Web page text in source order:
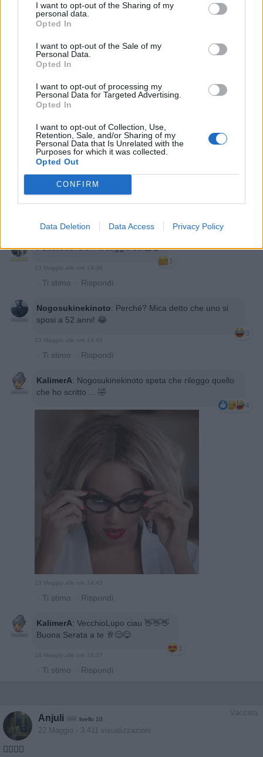
I want to opt-out of the Sharing of my
personal data.
Opted In
I want to opt-out of the Sale of my
Personal Data.
Opted In
I want to opt-out of processing my
Personal Data for Targeted Advertising.
Opted In
I want to opt-out of Collection, Use,
Retention, Sale, and/or Sharing of my
Personal Data that Is Unrelated with the
Purposes for which it was collected.
Opted Out
CONFIRM
Data Deletion Data Access Privacy Policy
Stime: 12 Commenti: 5
Ti stimo fratella
Salva
Weekend·Il suono del silenzio·
VecchioLupo:Buon weekend 😊🌷☕
·Ti stimo · Rispondi
Follefolle:Donna saggia sei🥰😗
1
23 Maggio alle ore 14:38
· Ti stimo · Rispondi
Nogosukinekinoto: Perché? Mica detto che uno si
sposi a 52 anni! 😂
3
23 Maggio alle ore 14:40
· Ti stimo · Rispondi
KalimerA: Nogosukinekinoto speta che rileggo quello
che ho scritto ... 🤣
4
23 Maggio alle ore 14:43
· Ti stimo · Rispondi
KalimerA: VecchioLupo ciau 👋👋👋
Buona Serata a te 🥂😊😋
1
24 Maggio alle ore 18:37
· Ti stimo · Rispondi
Vaccata
Anjuli livello 10
22 Maggio - 3.411 visualizzazioni
🤷‍♀️🤷‍♀️